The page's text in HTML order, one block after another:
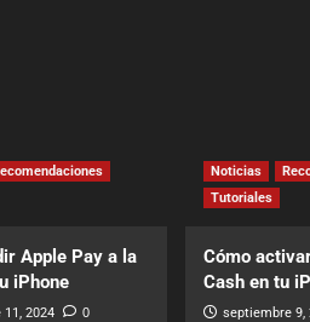
Apple Pay a la
iPhone
2024 0
Noticias
Tutoriales
Cómo
Cash en tu
septiembre 9,